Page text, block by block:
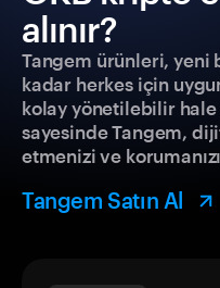
alınır?
Tangem ürünleri, yeni
kadar herkes için
kolay yönetilebilir
sayesinde Tangem,
etmenizi ve
Tangem Satın Al